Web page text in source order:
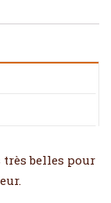
belles pour